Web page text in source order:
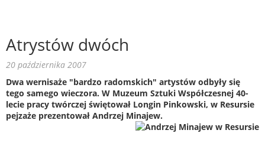
Atrystów dwóch
20 października 2007
Dwa wernisaże "bardzo radomskich" artystów odbyły się
tego samego wieczora. W Muzeum Sztuki Współczesnej 40-
lecie pracy twórczej świętował Longin Pinkowski, w Resursie
pejzaże prezentował Andrzej Minajew.